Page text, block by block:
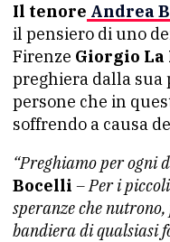
Il tenore Andrea
il pensiero di uno
Firenze Giorgio La
preghiera dalla sua
persone che in
soffrendo a causa
“Preghiamo per ogni
Bocelli – Per i
speranze che
bandiera di qualsiasi